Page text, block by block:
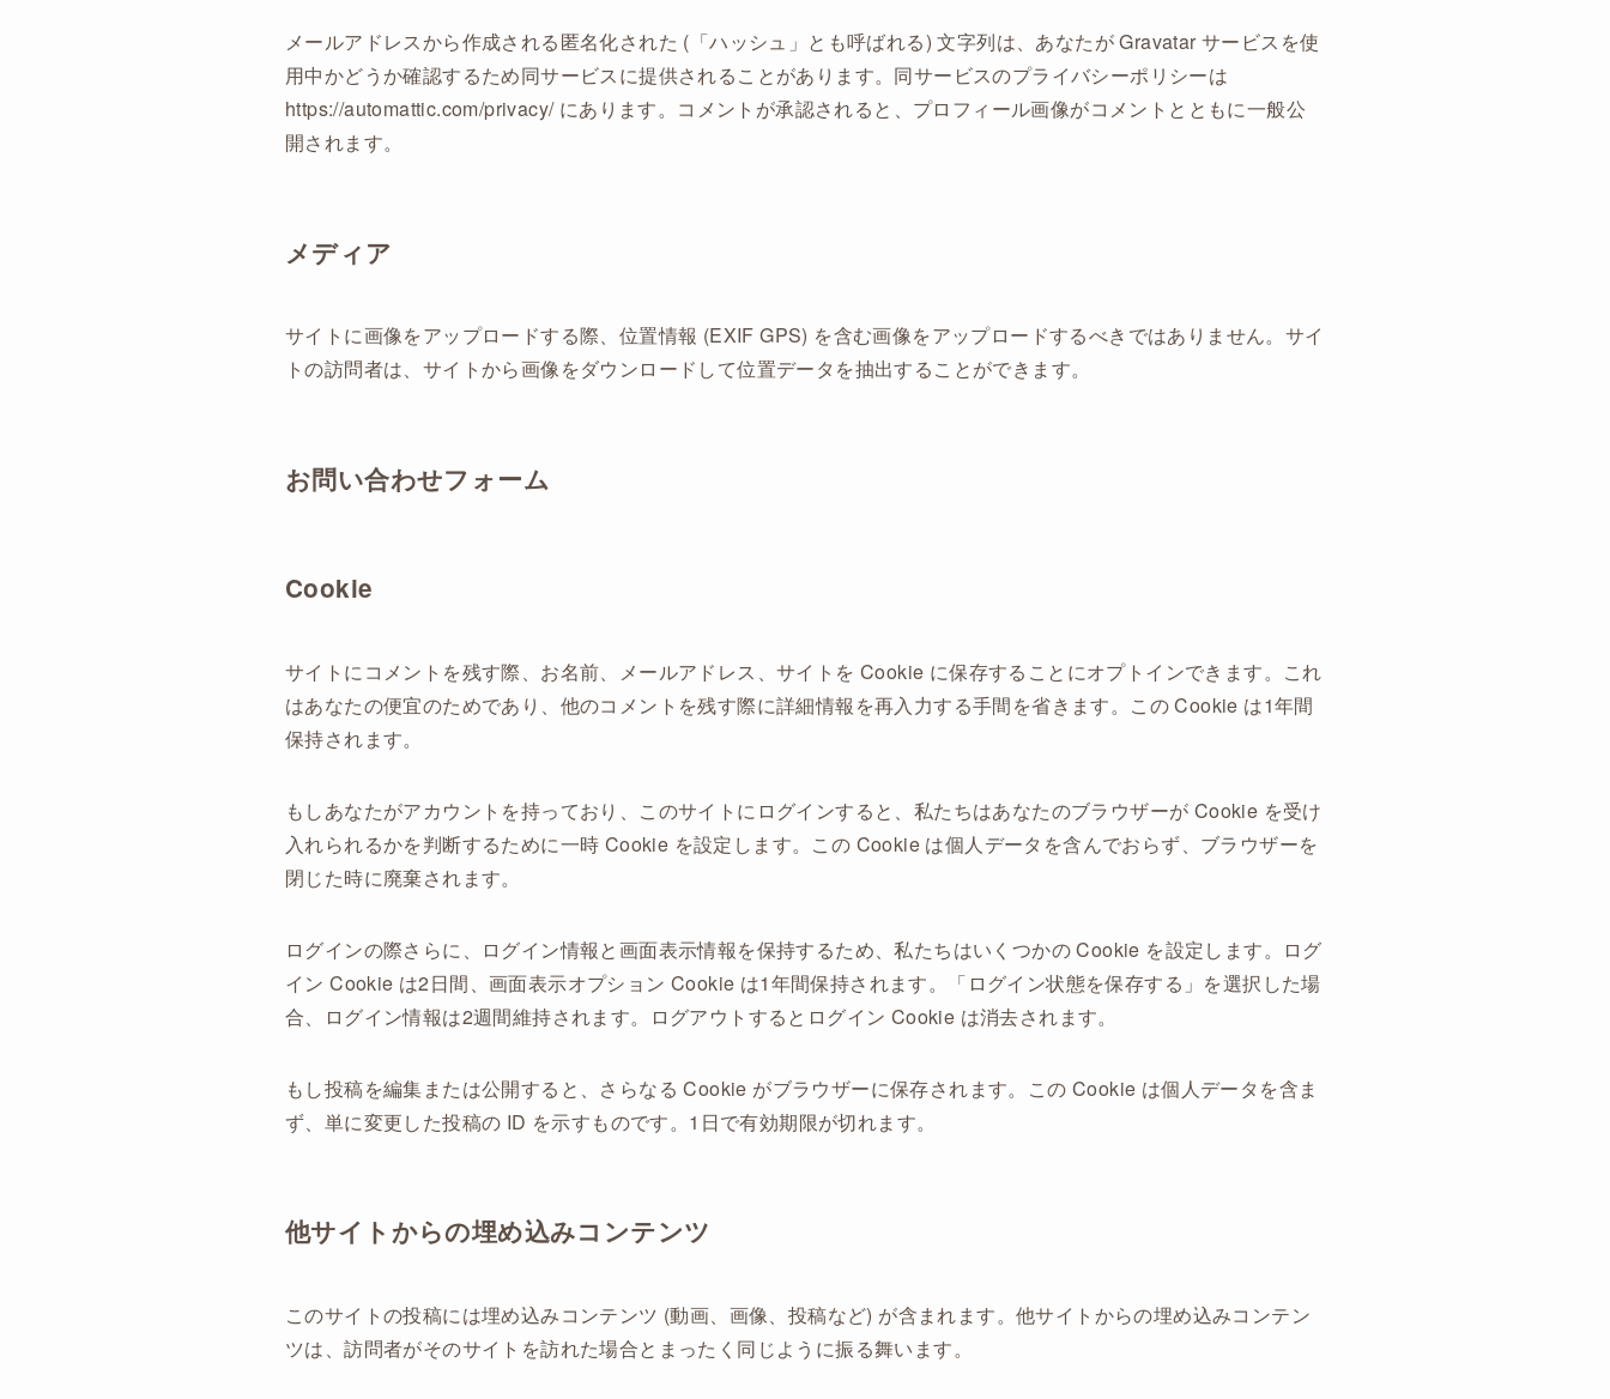
メールアドレスから作成される匿名化された (「ハッシュ」とも呼ばれる) 文字列は、あなたが Gravatar サービスを使
用中かどうか確認するため同サービスに提供されることがあります。同サービスのプライバシーポリシーは
https://automattic.com/privacy/ にあります。コメントが承認されると、プロフィール画像がコメントとともに一般公
開されます。
メディア
サイトに画像をアップロードする際、位置情報 (EXIF GPS) を含む画像をアップロードするべきではありません。サイ
トの訪問者は、サイトから画像をダウンロードして位置データを抽出することができます。
お問い合わせフォーム
Cookie
サイトにコメントを残す際、お名前、メールアドレス、サイトを Cookie に保存することにオプトインできます。これ
はあなたの便宜のためであり、他のコメントを残す際に詳細情報を再入力する手間を省きます。この Cookie は1年間
保持されます。
もしあなたがアカウントを持っており、このサイトにログインすると、私たちはあなたのブラウザーが Cookie を受け
入れられるかを判断するために一時 Cookie を設定します。この Cookie は個人データを含んでおらず、ブラウザーを
閉じた時に廃棄されます。
ログインの際さらに、ログイン情報と画面表示情報を保持するため、私たちはいくつかの Cookie を設定します。ログ
イン Cookie は2日間、画面表示オプション Cookie は1年間保持されます。「ログイン状態を保存する」を選択した場
合、ログイン情報は2週間維持されます。ログアウトするとログイン Cookie は消去されます。
もし投稿を編集または公開すると、さらなる Cookie がブラウザーに保存されます。この Cookie は個人データを含ま
ず、単に変更した投稿の ID を示すものです。1日で有効期限が切れます。
他サイトからの埋め込みコンテンツ
このサイトの投稿には埋め込みコンテンツ (動画、画像、投稿など) が含まれます。他サイトからの埋め込みコンテン
ツは、訪問者がそのサイトを訪れた場合とまったく同じように振る舞います。